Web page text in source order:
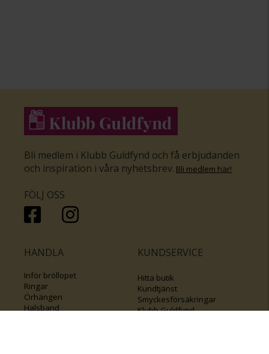
Bli medlem i Klubb Guldfynd och få erbjudanden
och inspiration i våra nyhetsbrev. Bli medlem här!
FÖLJ OSS
HANDLA
Inför bröllopet
Ringar
Örhängen
Halsband
KUNDSERVICE
Hitta butik
Kundtjänst
Smyckesförsäkringar
Klubb Guldfynd